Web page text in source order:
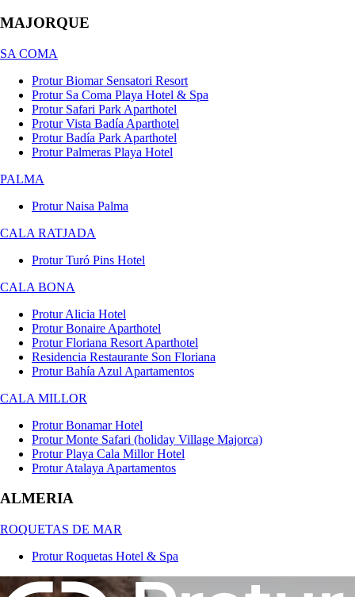
MAJORQUE
SA COMA
Protur Biomar Sensatori Resort
Protur Sa Coma Playa Hotel & Spa
Protur Safari Park Aparthotel
Protur Vista Badía Aparthotel
Protur Badía Park Aparthotel
Protur Palmeras Playa Hotel
PALMA
Protur Naisa Palma
CALA RATJADA
Protur Turó Pins Hotel
CALA BONA
Protur Alicia Hotel
Protur Bonaire Aparthotel
Protur Floriana Resort Aparthotel
Residencia Restaurante Son Floriana
Protur Bahía Azul Apartamentos
CALA MILLOR
Protur Bonamar Hotel
Protur Monte Safari (holiday Village Majorca)
Protur Playa Cala Millor Hotel
Protur Atalaya Apartamentos
ALMERIA
ROQUETAS DE MAR
Protur Roquetas Hotel & Spa